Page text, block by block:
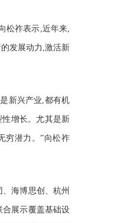
松祚表示,近年来,
发展动力,激活新
新兴产业,都有机
增长。尤其是新
穷潜力。”向松祚
海博思创、杭州
合展示覆盖基础设